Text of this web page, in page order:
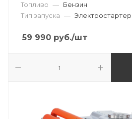
Топливо — Бензин
Тип запуска — Электростартер
59 990 руб./шт